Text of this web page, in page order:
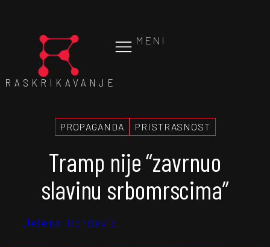
MENI
RASKRIKAVANJE
PROPAGANDA PRISTRASNOST
Tramp nije “zavrnuo
slavinu srbomrscima”
Jelena Đorđević